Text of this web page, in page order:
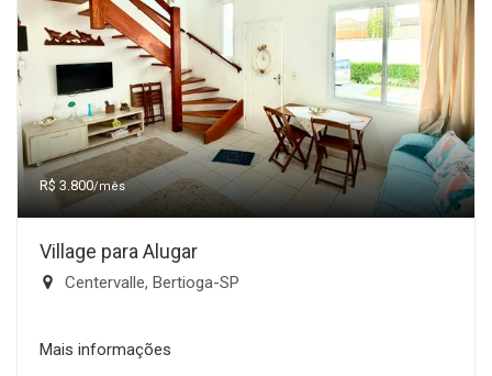
R$ 3.800/mês
Village para Alugar
Centervalle, Bertioga-SP
Mais informações